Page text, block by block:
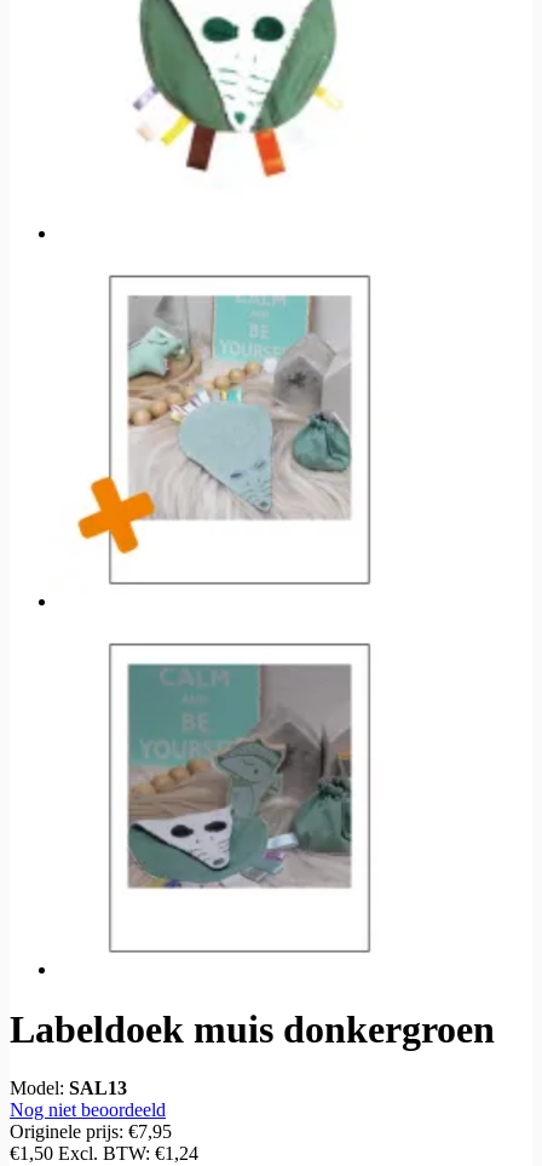
Labeldoek muis donkergroen
Model: SAL13
Nog niet beoordeeld
Originele prijs: €7,95
€1,50 Excl. BTW: €1,24